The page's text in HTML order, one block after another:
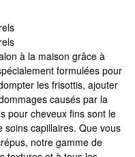
à la maison grâce à
formulées pour
les frisottis, ajouter
causés par la
pour cheveux fins sont le
capillaires. Que vous
notre gamme de